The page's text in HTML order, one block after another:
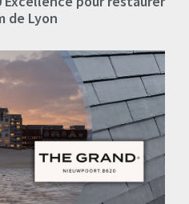
de Lyon